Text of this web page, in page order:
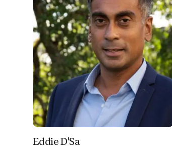
Eddie D'Sa